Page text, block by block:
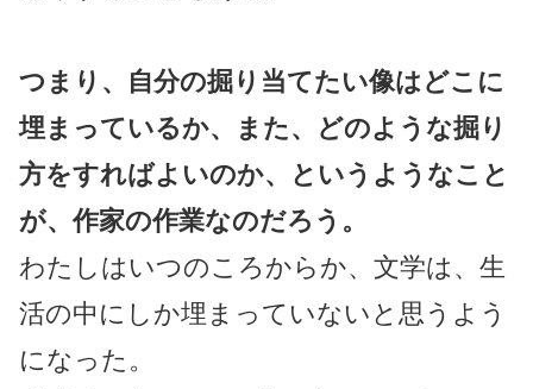
つまり、自分の掘り当てたい像はどこに
埋まっているか、また、どのような掘り
方をすればよいのか、というようなこと
が、作家の作業なのだろう。
わたしはいつのころからか、文学は、生
活の中にしか埋まっていないと思うよう
になった。